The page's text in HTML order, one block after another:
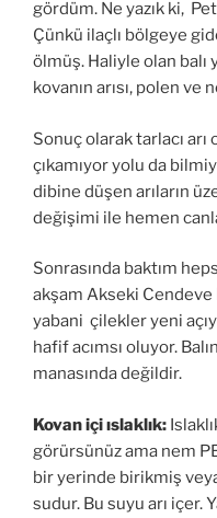
gördüm. Ne yazık ki,
Çünkü ilaçlı bölgeye
ölmüş. Haliyle olan balı
kovanın arısı, polen
Sonuç olarak tarlacı arı
çıkamıyor yolu da
dibine düşen arıların
değişimi ile hemen
Sonrasında baktım
akşam Akseki
yabani çilekler yeni
hafif acımsı oluyor.
manasında değildir.
Kovan içi ıslaklık:
görürsünüz ama nem
bir yerinde birikmiş
sudur. Bu suyu arı içer.